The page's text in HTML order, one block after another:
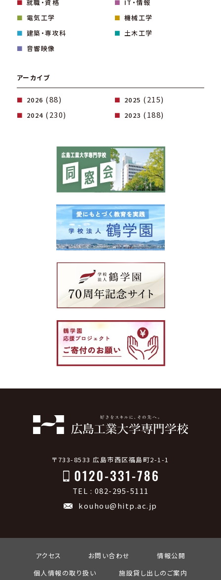
就職・資格
IT・情報
電気工学
機械工学
建築・専攻科
土木工学
音響映像
アーカイブ
2026 (88) 2025 (215)
2024 (230) 2023 (188)
〒733-8533 広島市西区福島町2-1-1
TEL : 082-295-5111
kouhou@hitp.ac.jp
アクセス お問い合わせ
情報公開
個人情報の取り扱い
施設貸し出しのご案内